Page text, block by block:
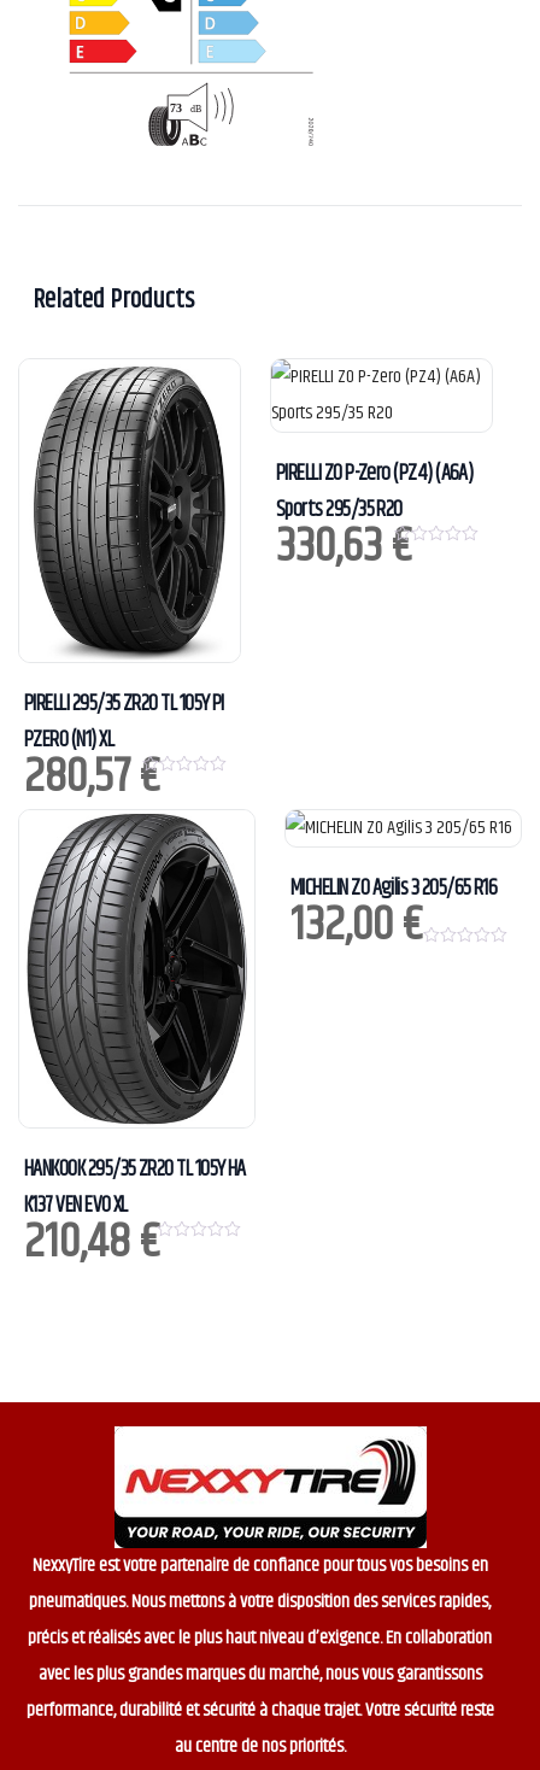
Related Products
PIRELLI 295/35 ZR20 TL 105Y PI
PZERO (N1) XL
280,57€
0
u
t
o
f
5
PIRELLI ZO P-Zero (PZ4) (A6A)
Sports 295/35 R20
330,63€
0
HANKOOK 295/35 ZR20 TL 105Y HA
K137 VEN EVO XL
210,48€0
MICHELIN ZO Agilis 3 205/65 R16
132,00€
NexxyTire est votre partenaire de confiance pour tous vos besoins en
pneumatiques. Nous mettons à votre disposition des services rapides,
précis et réalisés avec le plus haut niveau d’exigence. En collaboration
avec les plus grandes marques du marché, nous vous garantissons
performance, durabilité et sécurité à chaque trajet. Votre sécurité reste
au centre de nos priorités.